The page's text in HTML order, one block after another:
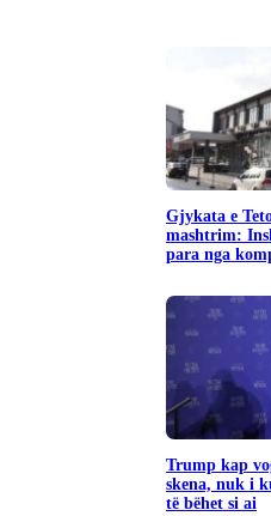
Gjykata e
mashtrim:
para nga
Trump kap
skena, nuk i
të bëhet si ai